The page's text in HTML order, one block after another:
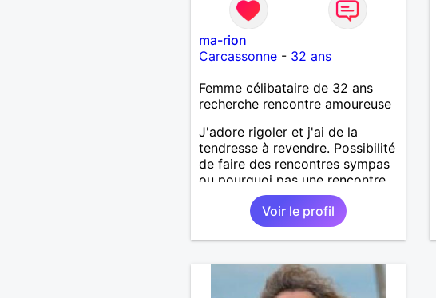
ma-rion
Carcassonne- 32 ans
Femme célibataire de 32 ans
recherche rencontre amoureuse
J'adore rigoler et j'ai de la
tendresse à revendre. Possibilité
de faire des rencontres sympas
ou pourquoi pas une rencontre
Voir le profil